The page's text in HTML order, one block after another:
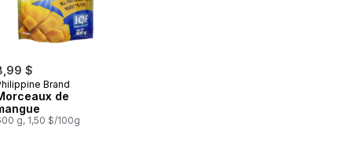
$
Brand
de
g, 1,50 $/100g